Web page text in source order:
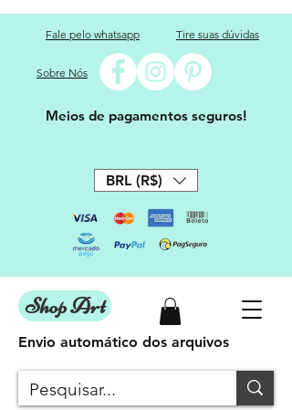
Fale pelo whatsapp Tire suas dúvidas
Sobre Nós
Meios de pagamentos seguros!
BRL (R$)
Shop Art
Envio automático dos arquivos